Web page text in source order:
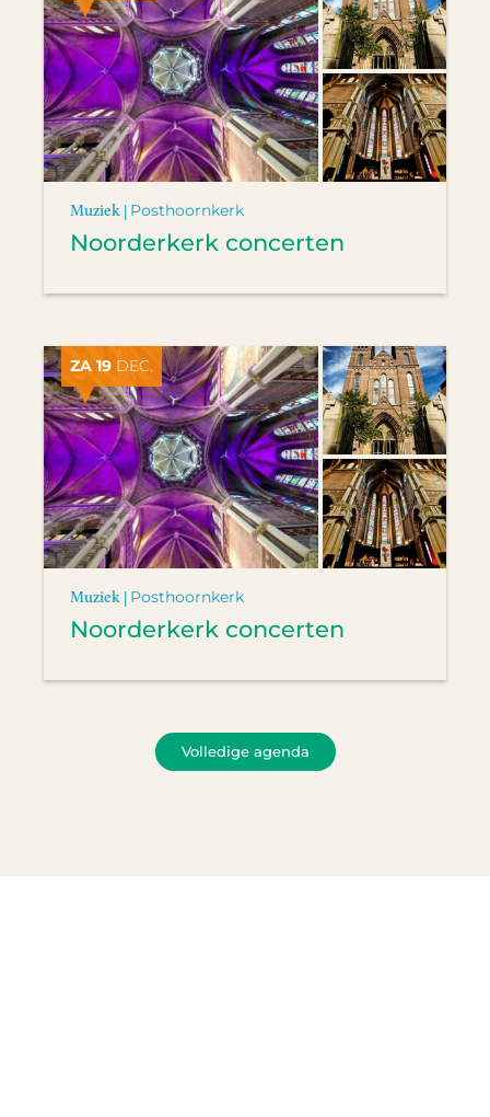
Muziek | Posthoornkerk
Noorderkerk concerten
ZA 19 DEC.
Muziek | Posthoornkerk
Noorderkerk concerten
Volledige agenda